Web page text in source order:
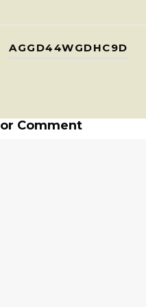
AGGD44WGDHC9D
Comment